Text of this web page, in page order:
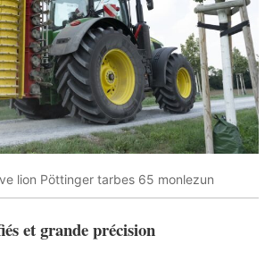
lion Pöttinger tarbes 65 monlezun
et grande précision